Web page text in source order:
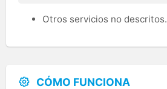
Otros servicios no descritos.
CÓMO FUNCIONA